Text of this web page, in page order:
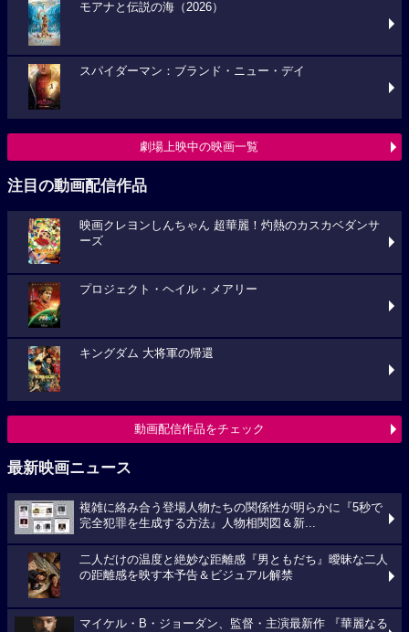
モアナと伝説の海（2026）
スパイダーマン：ブランド・ニュー・デイ
劇場上映中の映画一覧
注目の動画配信作品
映画クレヨンしんちゃん 超華麗！灼熱のカスカベダンサ
ーズ
プロジェクト・ヘイル・メアリー
キングダム 大将軍の帰還
動画配信作品をチェック
最新映画ニュース
複雑に絡み合う登場人物たちの関係性が明らかに『5秒で
完全犯罪を生成する方法』人物相関図＆新...
二人だけの温度と絶妙な距離感『男ともだち』曖昧な二人
の距離感を映す本予告＆ビジュアル解禁
マイケル・B・ジョーダン、監督・主演最新作 『華麗なる